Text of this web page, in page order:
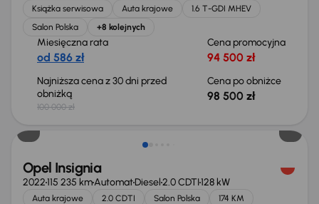
Książka serwisowa Auta krajowe
1.6 T-GDI MHEV
Salon Polska
+8 kolejnych
Miesięczna rata
od 586 zł
Cena promocyjna
94 500 zł
Najniższa cena z 30 dni przed
obniżką
100 000 zł
Cena po obniżce
98 500 zł
Taniej o 1 000 zł
Opel Insignia
2022115 235 kmAutomatDiesel2.0 CDTI128 kW
Auta krajowe 2.0 CDTI Salon Polska
174 KM